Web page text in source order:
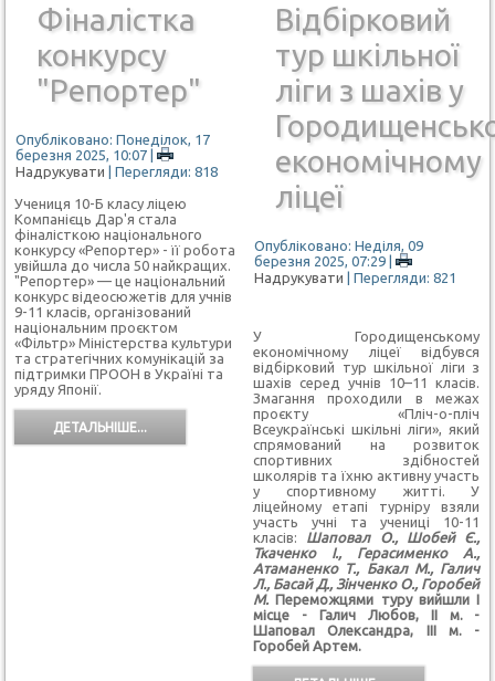
Фіналістка
конкурсу
"Репортер"
Опубліковано: Понеділок, 17
березня 2025, 10:07 |
Надрукувати | Перегляди: 818
Учениця 10-Б класу ліцею
Компанієць Дар'я стала
фіналісткою національного
конкурсу «Репортер» - її робота
увійшла до числа 50 найкращих.
"Репортер» — це національний
конкурс відеосюжетів для учнів
9-11 класів, організований
національним проєктом
«Фільтр» Міністерства культури
та стратегічних комунікацій за
підтримки ПРООН в Україні та
уряду Японії.
ДЕТАЛЬНІШЕ...
Відбірковий
тур шкільної
ліги з шахів у
економічному
ліцеї
Опубліковано: Неділя, 09
березня 2025, 07:29|
Надрукувати | Перегляди: 821
У Городищенському
економічному ліцеї відбувся
відбірковий тур шкільної ліги з
шахів серед учнів 10–11 класів.
Змагання проходили в межах
проєкту «Пліч-о-пліч
Всеукраїнські шкільні ліги», який
спрямований на розвиток
спортивних здібностей
школярів та їхню активну участь
у спортивному житті.
У
ліцейному етапі турніру взяли
участь учні та учениці 10-11
класів: Шаповал О., Шобей Є.,
Ткаченко І., Герасименко А.,
Атаманенко Т., Бакал М., Галич
Л., Басай Д., Зінченко О., Горобей
М. Переможцями туру вийшли І
місце - Галич Любов, ІІ м. -
Шаповал Олександра, ІІІ м. -
Горобей Артем.